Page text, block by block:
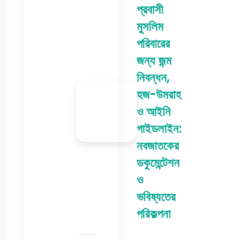
প্রবাসী
মুসলিম
পরিবারের
জন্য জন্ম
নিবন্ধন,
হজ-উমরাহ
ও আইনি
গাইডলাইন:
নবজাতকের
ডকুমেন্টেশন
ও
ভবিষ্যতের
পরিকল্পনা